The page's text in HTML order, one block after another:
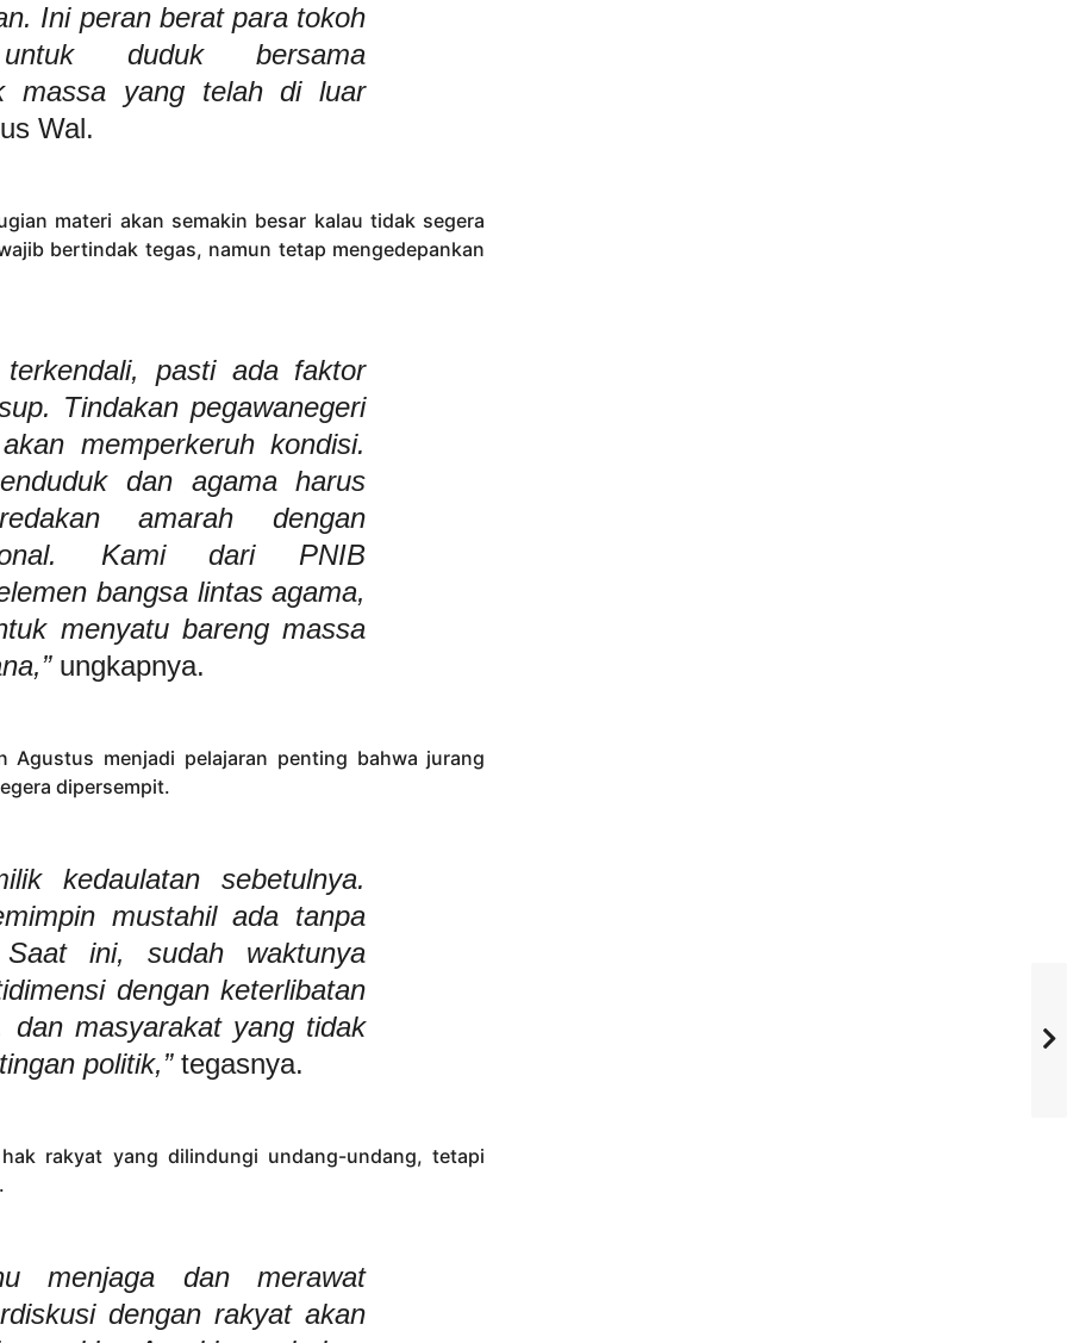
Ini peran berat para tokoh
duduk bersama
massa yang telah di luar
Wal.
materi akan semakin besar kalau tidak segera
bertindak tegas, namun tetap mengedepankan
pasti ada faktor
Tindakan pegawanegeri
memperkeruh kondisi.
dan agama harus
amarah dengan
Kami dari PNIB
bangsa lintas agama,
menyatu bareng massa
ungkapnya.
Agustus menjadi pelajaran penting bahwa jurang
dipersempit.
kedaulatan sebetulnya.
mustahil ada tanpa
ini, sudah waktunya
dengan keterlibatan
dan masyarakat yang tidak
politik,”tegasnya.
rakyat yang dilindungi undang-undang, tetapi
menjaga dan merawat
dengan rakyat akan